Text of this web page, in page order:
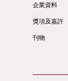
企業資料
獎項及嘉許
刊物